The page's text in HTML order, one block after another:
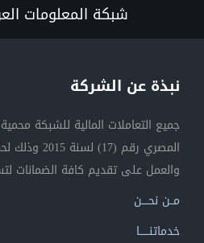
شبكة المعلومات
نبذة عن الشركة
جميع التعاملات المالية للشبكة
المصري رقم
والعمل على تقديم كافة الضمانات
مــن نحــــن
خدماتنــــــا